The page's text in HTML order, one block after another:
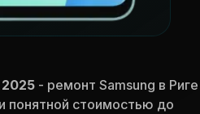
2025 - ремонт Samsung в Риге
понятной стоимостью до